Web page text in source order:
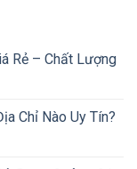
Rẻ – Chất Lượng
Chỉ Nào Uy Tín?